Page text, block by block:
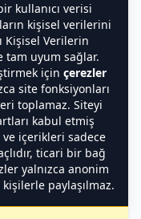
kullanıcı verisi
kişisel verilerini
Kişisel Verilerin
tam uyum sağlar.
için çerezler
site fonksiyonları
toplamaz. Siteyi
kabul etmiş
ve içerikleri sadece
ticari bir bağ
yalnızca anonim
paylaşılmaz.